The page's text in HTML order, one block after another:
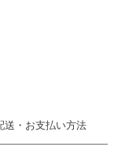
送・お支払い方法